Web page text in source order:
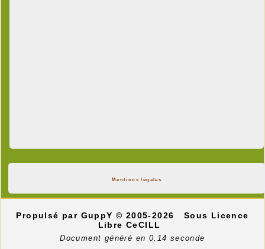
Mentions légales
Propulsé par GuppY© 2005-2026
Sous Licence
Libre CeCILL
Document généré en 0.14 seconde